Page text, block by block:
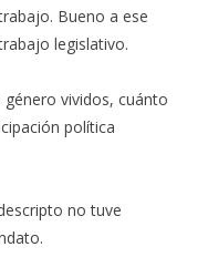
Bueno a ese
legislativo.
género vividos, cuánto
política
no tuve